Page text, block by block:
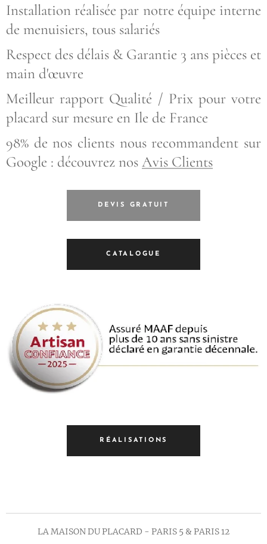
Installation réalisée par notre équipe interne
de menuisiers, tous salariés
Respect des délais & Garantie 3 ans pièces et
main d'œuvre
Meilleur rapport Qualité / Prix pour votre
placard sur mesure en Ile de France
98% de nos clients nous recommandent sur
Google : découvrez nos Avis Clients
DEVIS GRATUIT
CATALOGUE
RÉALISATIONS
LA MAISON DU PLACARD - PARIS 5 & PARIS 12